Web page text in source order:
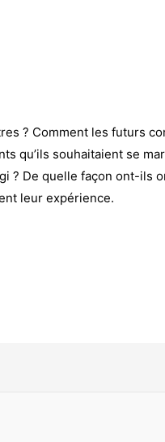
? Comment les futurs
qu’ils souhaitaient se
? De quelle façon ont-ils
leur expérience.